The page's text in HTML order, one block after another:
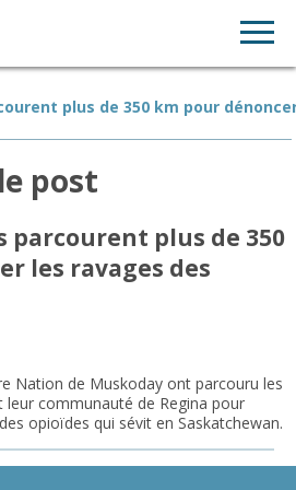
plus de 350 km pour
post
parcourent plus de 350
les ravages des
Nation de Muskoday ont parcouru les
communauté de Regina pour
opioïdes qui sévit en Saskatchewan.